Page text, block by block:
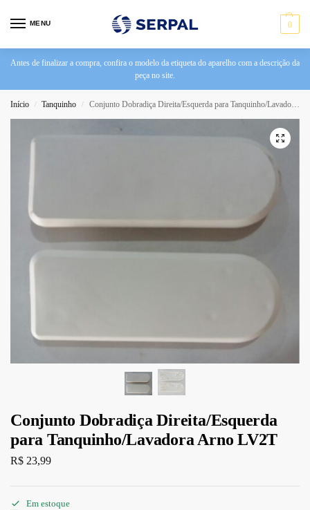
MENU 0
Antes de finalizar a compra, confira o modelo da etiqueta do aparelho com a descrição da
peça no site.
Início / Tanquinho / Conjunto Dobradiça Direita/Esquerda para Tanquinho/Lavadora Arno LV2T
Conjunto Dobradiça Direita/Esquerda
para Tanquinho/Lavadora Arno LV2T
R$ 23,99
Em estoque